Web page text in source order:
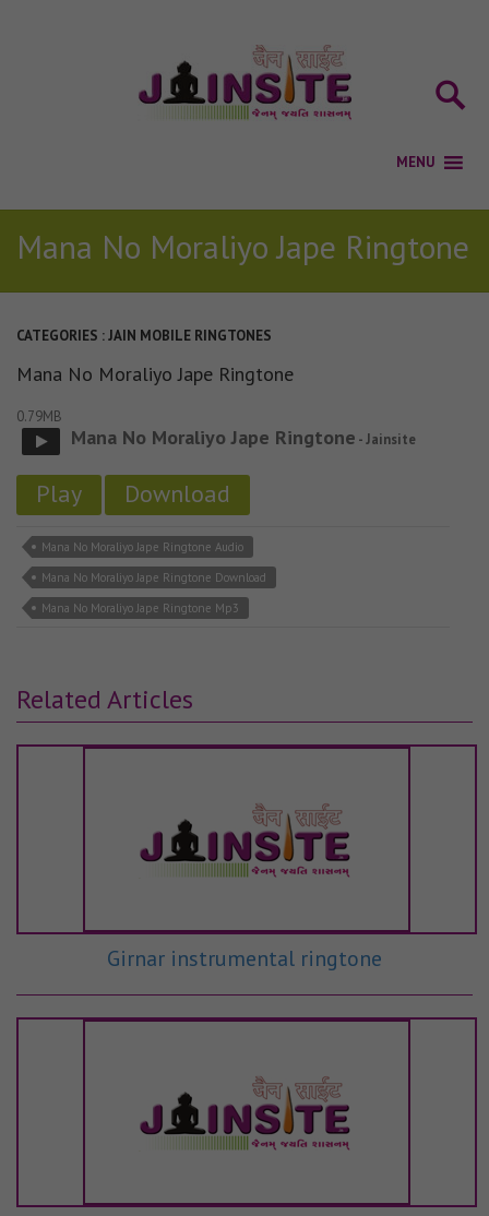
Mana No Moraliyo Jape Ringtone
CATEGORIES :JAIN MOBILE RINGTONES
Mana No Moraliyo Jape Ringtone
0.79MB
Mana No Moraliyo Jape Ringtone - Jainsite
Play Download
Mana No Moraliyo Jape Ringtone Audio
Mana No Moraliyo Jape Ringtone Download
Mana No Moraliyo Jape Ringtone Mp3
Related Articles
Girnar instrumental ringtone